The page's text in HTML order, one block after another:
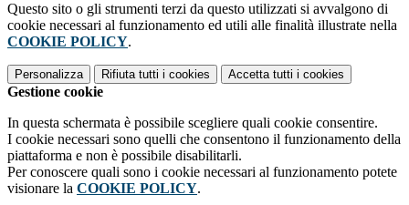
Questo sito o gli strumenti terzi da questo utilizzati si avvalgono di
cookie necessari al funzionamento ed utili alle finalità illustrate nella
COOKIE POLICY.
Personalizza Rifiuta tutti i cookies Accetta tutti i cookies
Gestione cookie
In questa schermata è possibile scegliere quali cookie consentire.
I cookie necessari sono quelli che consentono il funzionamento della
piattaforma e non è possibile disabilitarli.
Per conoscere quali sono i cookie necessari al funzionamento potete
visionare la COOKIE POLICY.